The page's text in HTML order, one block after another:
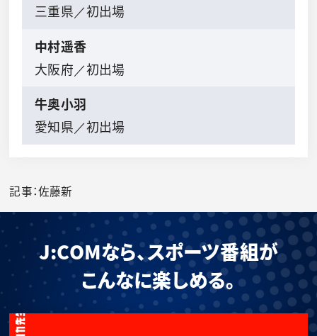
三重県／初出場
中村遥香
大阪府／初出場
牛奥小羽
愛知県／初出場
記事：佐藤新
J:COMなら、スポーツ番組が
こんなに楽しめる。